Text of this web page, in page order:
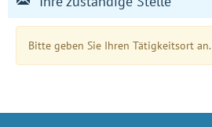
Bitte geben Sie Ihren Tätigkeitsort an.